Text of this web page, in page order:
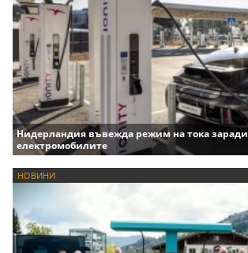
Нидерландия въвежда режим на тока заради
електромобилите
НОВИНИ